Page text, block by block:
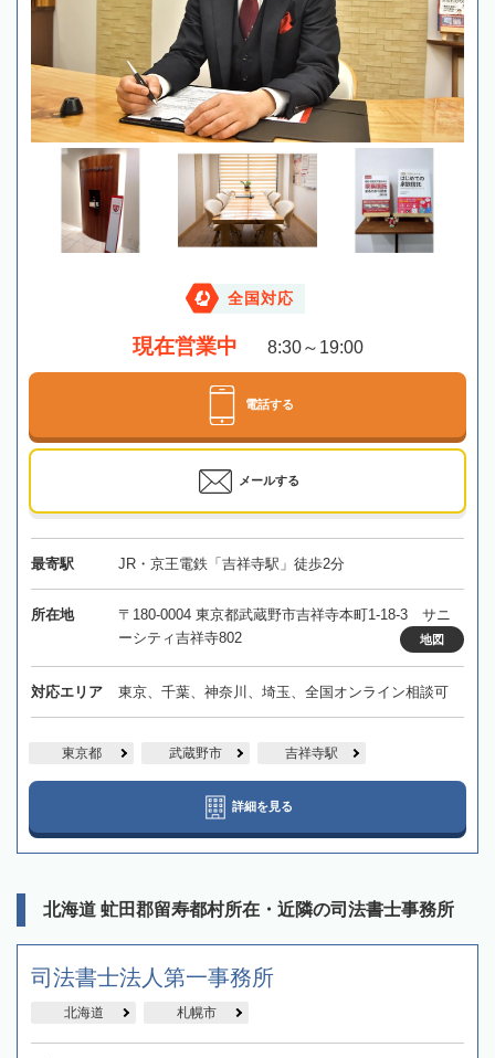
全国対応
現在営業中 8:30～19:00
電話する
メールする
最寄駅 JR・京王電鉄「吉祥寺駅」徒歩2分
所在地
〒180-0004 東京都武蔵野市吉祥寺本町1-18-3 サニ
ーシティ吉祥寺802
地図
対応エリア 東京、千葉、神奈川、埼玉、全国オンライン相談可
東京都 武蔵野市 吉祥寺駅
詳細を見る
北海道 虻田郡留寿都村所在・近隣の司法書士事務所
司法書士法人第一事務所
北海道 札幌市